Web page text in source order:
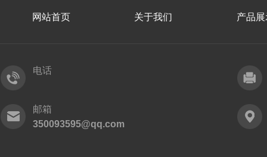
网站首页 关于我们 产品展
电话
邮箱
350093595@qq.com